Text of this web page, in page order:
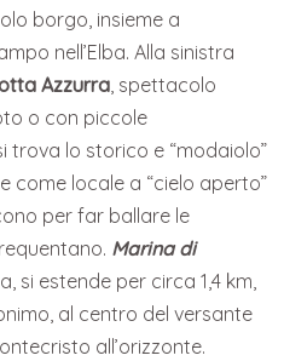
borgo, insieme a
nell’Elba. Alla sinistra
Azzurra , spettacolo
o con piccole
trova lo storico e “modaiolo”
come locale a “cielo aperto”
per far ballare le
Marina di
si estende per circa 1,4 km,
al centro del versante
all’orizzonte.